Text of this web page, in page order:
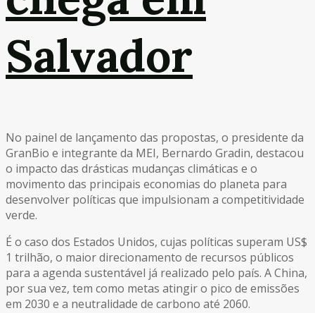
Salvador
No painel de lançamento das propostas, o presidente da
GranBio e integrante da MEI, Bernardo Gradin, destacou
o impacto das drásticas mudanças climáticas e o
movimento das principais economias do planeta para
desenvolver políticas que impulsionam a competitividade
verde.
É o caso dos Estados Unidos, cujas políticas superam US$
1 trilhão, o maior direcionamento de recursos públicos
para a agenda sustentável já realizado pelo país. A China,
por sua vez, tem como metas atingir o pico de emissões
em 2030 e a neutralidade de carbono até 2060.